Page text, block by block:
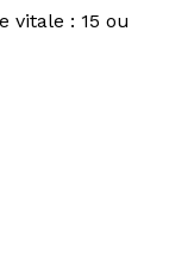
vitale : 15 ou